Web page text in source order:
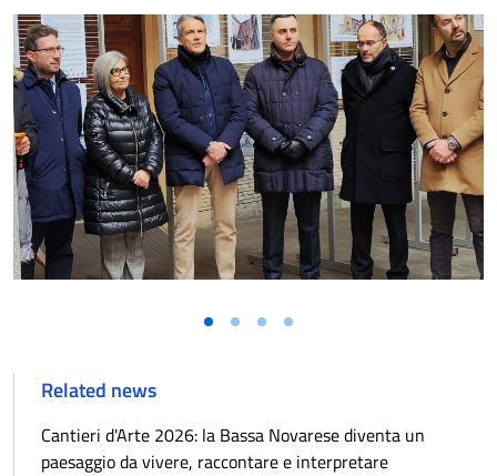
Related news
Cantieri d'Arte 2026: la Bassa Novarese diventa un
paesaggio da vivere, raccontare e interpretare